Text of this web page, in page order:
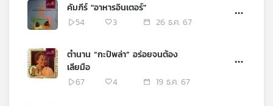
คัมภีร์ "อาหารอินเตอร์"
54
3 26 ธ.ค. 67
ตำนาน “กะปิพล่า” อร่อยจนต้อง
เลียมือ
67
4 19 ธ.ค. 67